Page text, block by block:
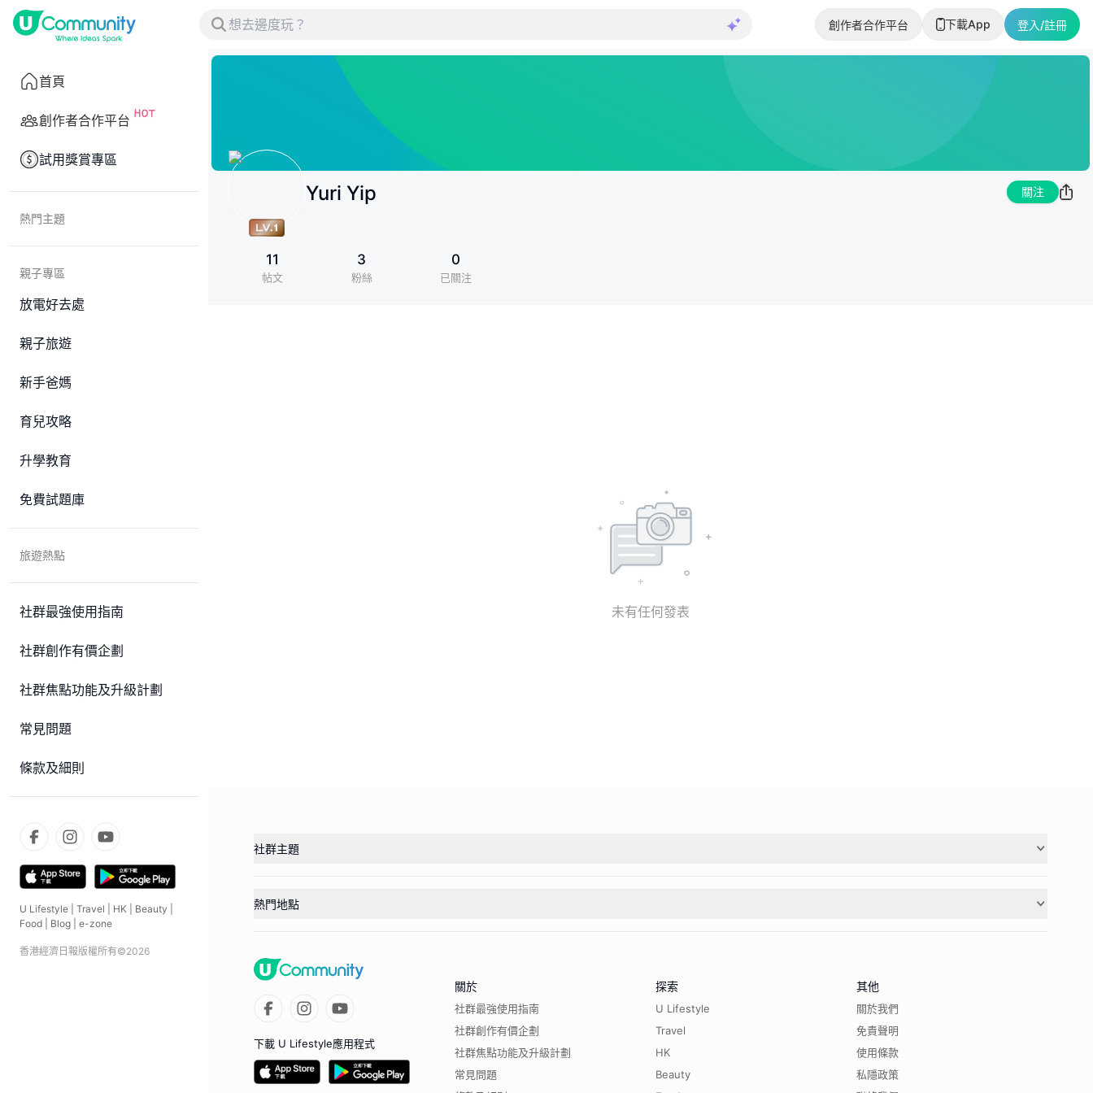
創作者合作平台 下載App 登入/註冊
首頁
創作者合作平台
試用獎賞專區
熱門主題
親子專區
放電好去處
親子旅遊
新手爸媽
育兒攻略
升學教育
免費試題庫
旅遊熱點
社群最強使用指南
社群創作有價企劃
社群焦點功能及升級計劃
常見問題
條款及細則
U Lifestyle Travel HK Beauty
Food
Blog e-zone
香港經濟日報版權所有©2026
Yuri Yip 關注
11
帖文
3
粉絲
0
已關注
未有任何發表
社群主題
熱門地點
下載 U Lifestyle應用程式
關於
社群最強使用指南
社群創作有價企劃
社群焦點功能及升級計劃
常見問題
探索
U Lifestyle
Travel
HK
Beauty
其他
關於我們
免責聲明
使用條款
私隱政策